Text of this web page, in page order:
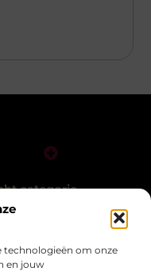
technologieën om onze
en jouw
categorie